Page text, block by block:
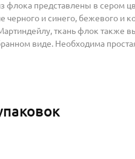
представлены в сером
черного и синего, бежевого и
ткань флок также
виде. Необходима